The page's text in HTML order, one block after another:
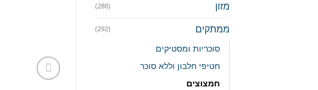
מזון (288)
ממתקים (292)
סוכריות ומסטיקים
חטיפי חלבון וללא סוכר
חמצוצים